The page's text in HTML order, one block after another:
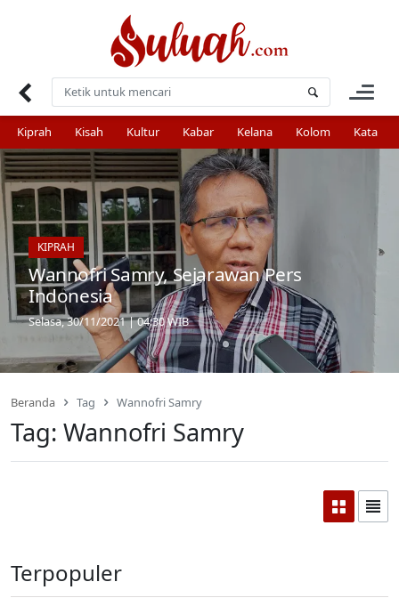
Kiprah Kisah Kultur Kabar Kelana Kolom Kata
KIPRAH
Wannofri Samry, Sejarawan Pers
Indonesia
Selasa, 30/11/2021 | 04:30 WIB
Beranda Tag Wannofri Samry
Tag: Wannofri Samry
Terpopuler